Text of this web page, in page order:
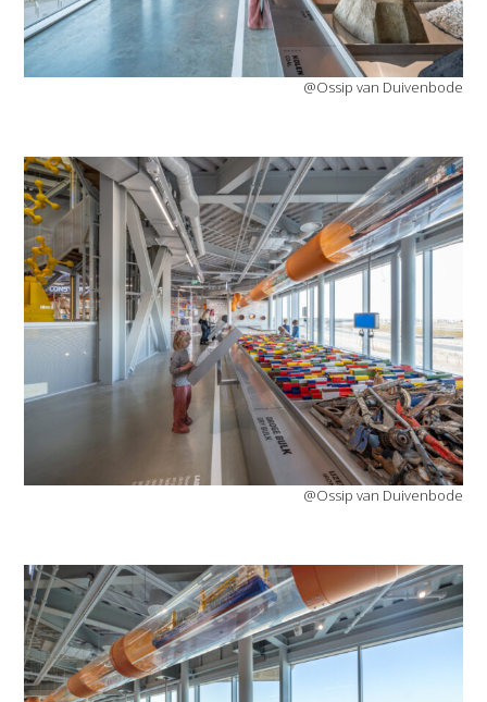
@Ossip van Duivenbode
@Ossip van Duivenbode